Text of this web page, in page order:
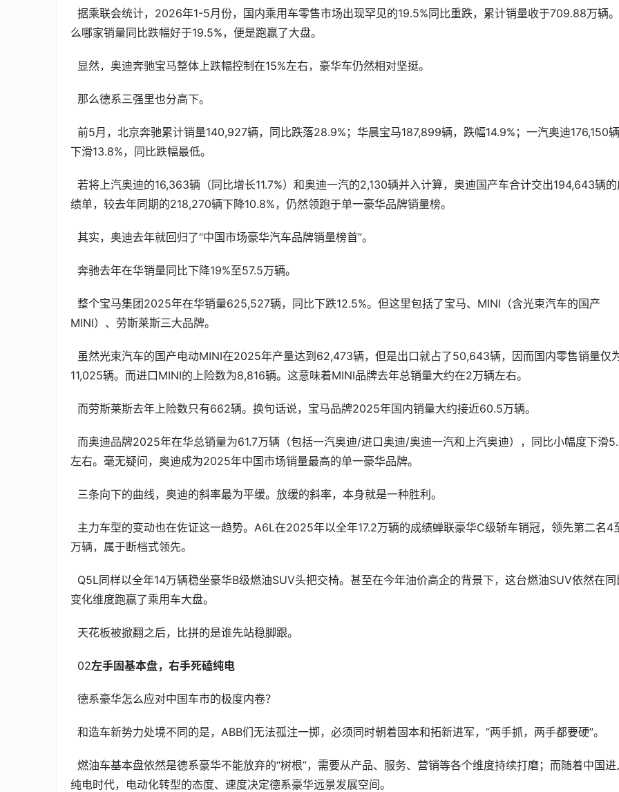
么哪家销量同比跌幅好于19.5%，便是跑赢了大盘。
  显然，奥迪奔驰宝马整体上跌幅控制在15%左右，豪华车仍然相对坚挺。
  那么德系三强里也分高下。
下滑13.8%，同比跌幅最低。
绩单，较去年同期的218,270辆下降10.8%，仍然领跑于单一豪华品牌销量榜。
  其实，奥迪去年就回归了“中国市场豪华汽车品牌销量榜首”。
  奔驰去年在华销量同比下降19%至57.5万辆。
MINI）、劳斯莱斯三大品牌。
11,025辆。而进口MINI的上险数为8,816辆。这意味着MINI品牌去年总销量大约在2万辆左右。
  而劳斯莱斯去年上险数只有662辆。换句话说，宝马品牌2025年国内销量大约接近60.5万辆。
左右。毫无疑问，奥迪成为2025年中国市场销量最高的单一豪华品牌。
  三条向下的曲线，奥迪的斜率最为平缓。放缓的斜率，本身就是一种胜利。
万辆，属于断档式领先。
变化维度跑赢了乘用车大盘。
  天花板被掀翻之后，比拼的是谁先站稳脚跟。
  02
左手固基本盘，右手死磕纯电
  德系豪华怎么应对中国车市的极度内卷？
  和造车新势力处境不同的是，ABB们无法孤注一掷，必须同时朝着固本和拓新进军，“两手抓，两手都要硬”。
纯电时代，电动化转型的态度、速度决定德系豪华远景发展空间。